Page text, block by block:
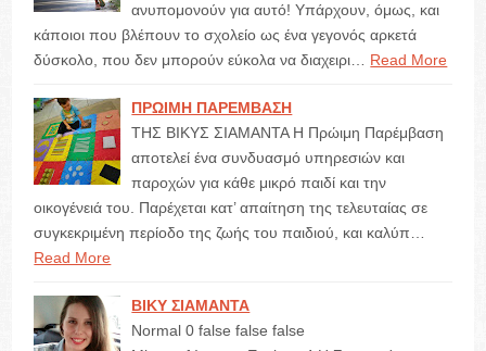
ανυπομονούν για αυτό! Υπάρχουν, όμως, και
κάποιοι που βλέπουν το σχολείο ως ένα γεγονός αρκετά
δύσκολο, που δεν μπορούν εύκολα να διαχειρι…
Read More
ΠΡΩΙΜΗ ΠΑΡΕΜΒΑΣΗ
ΤΗΣ ΒΙΚΥΣ ΣΙΑΜΑΝΤΑ Η Πρώιμη Παρέμβαση
αποτελεί ένα συνδυασμό υπηρεσιών και
παροχών για κάθε μικρό παιδί και την
οικογένειά του. Παρέχεται κατ’ απαίτηση της τελευταίας σε
συγκεκριμένη περίοδο της ζωής του παιδιού, και καλύπ…
Read More
ΒΙΚΥ ΣΙΑΜΑΝΤΑ
Normal 0 false false false